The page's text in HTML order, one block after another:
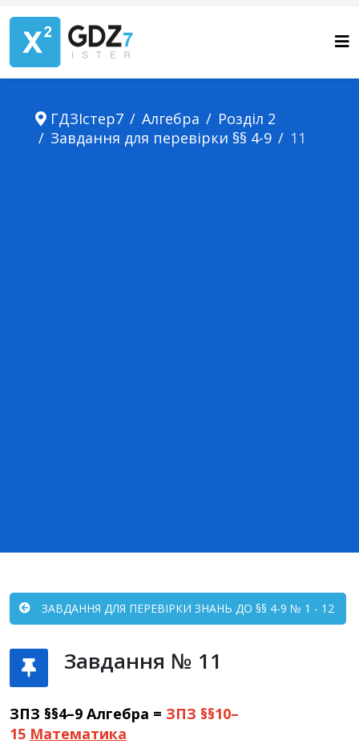
ГДЗІстер7 Алгебра
Розділ 2
Завдання для перевірки §§ 4-9
11
ЗАВДАННЯ ДЛЯ ПЕРЕВІРКИ ЗНАНЬ ДО §§ 4-9 № 1 - 12
Завдання № 11
ЗПЗ §§4–9 Алгебра = ЗПЗ §§10–
15 Математика